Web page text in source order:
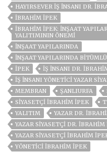
HAYIRSEVER IŞ INSANI DR.
İBRAHİM İPEK
İBRAHIM İPEK: İNŞAAT
YALITIMININ ÖNEMI
İNŞAAT YAPILARINDA
İNŞAAT YAPILARINDA
İPEK
İŞ İNSANI DR.
İŞ İNSANI YÖNETICI YAZAR
MEMBRAN
ŞANLIURFA
SIYASETÇI İBRAHIM İPEK
YALITIM
YAZAR DR.
YAZAR SIYASETÇI DR. İBRAHIM
YAZAR SIYASETÇI İBRAHIM
YÖNETICI İBRAHIM İPEK